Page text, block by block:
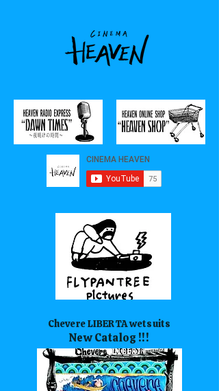
Chevere LIBERTA wetsuits
New Catalog !!!